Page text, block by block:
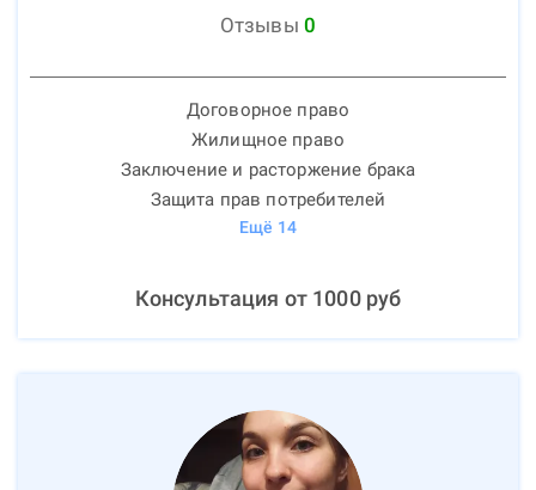
Отзывы 0
Договорное право
Жилищное право
Заключение и расторжение брака
Защита прав потребителей
Ещё 14
Консультация от 1000руб